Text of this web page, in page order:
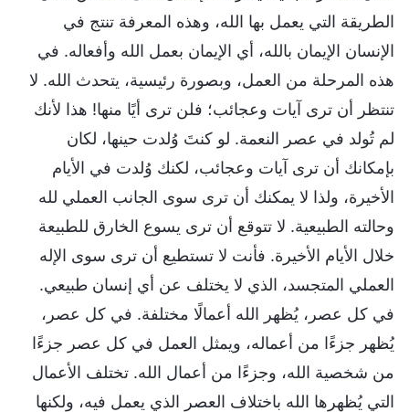
الطريقة التي يعمل بها الله، وهذه المعرفة تنتج في
الإنسان الإيمان بالله، أي الإيمان بعمل الله وأفعاله. في
هذه المرحلة من العمل، وبصورة رئيسية، يتحدث الله. لا
تنتظر أن ترى آيات وعجائب؛ فلن ترى أيًا منها! هذا لأنك
لم تُولد في عصر النعمة. لو كنتَ وُلدت حينها، لكان
بإمكانك أن ترى آيات وعجائب، لكنك وُلدت في الأيام
الأخيرة، ولذا لا يمكنك أن ترى سوى الجانب العملي لله
وحالته الطبيعية. لا تتوقع أن ترى يسوع الخارق للطبيعة
خلال الأيام الأخيرة. فأنت لا تستطيع أن ترى سوى الإله
العملي المتجسد، الذي لا يختلف عن أي إنسان طبيعي.
في كل عصر، يُظهر الله أعمالًا مختلفة. في كل عصر،
يُظهر جزءًا من أعماله، ويمثل العمل في كل عصر جزءًا
من شخصية الله، وجزءًا من أعمال الله. تختلف الأعمال
التي يُظهرها الله باختلاف العصر الذي يعمل فيه، ولكنها